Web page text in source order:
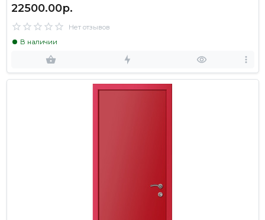
22500.00р.
Нет отзывов
В наличии